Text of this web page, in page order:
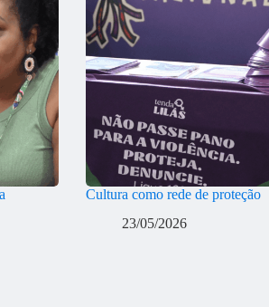
Cultura como rede de proteção
23/05/2026